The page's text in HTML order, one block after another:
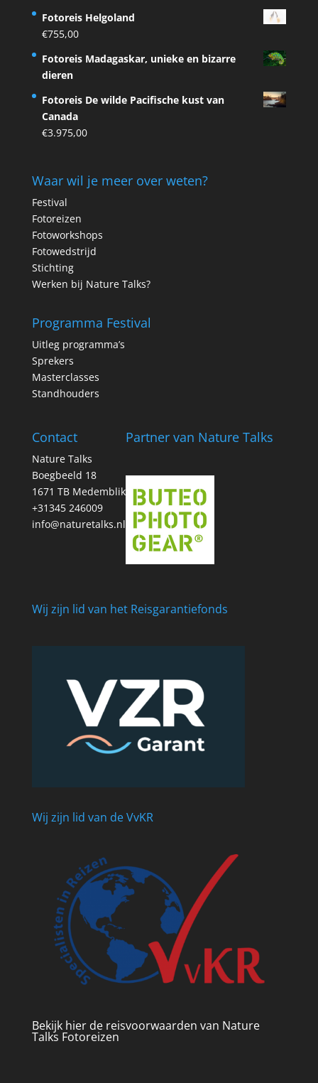
Fotoreis Helgoland
€755,00
Fotoreis Madagaskar, unieke en bizarre
dieren
Fotoreis De wilde Pacifische kust van
Canada
€3.975,00
Waar wil je meer over weten?
Festival
Fotoreizen
Fotoworkshops
Fotowedstrijd
Stichting
Werken bij Nature Talks?
Programma Festival
Uitleg programma’s
Sprekers
Masterclasses
Standhouders
Contact
Nature Talks
Boegbeeld 18
1671 TB Medemblik
+31345 246009
info@naturetalks.nl
Partner van Nature Talks
Wij zijn lid van het Reisgarantiefonds
Wij zijn lid van de VvKR
Bekijk hier de reisvoorwaarden van Nature
Talks Fotoreizen